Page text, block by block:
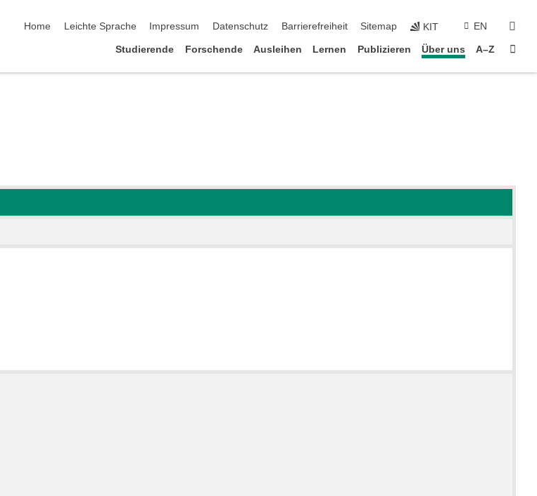
Home
Leichte Sprache Impressum Datenschutz Barrierefreiheit Sitemap KIT EN
Studierende Forschende Ausleihen Lernen Publizieren Über uns A–Z